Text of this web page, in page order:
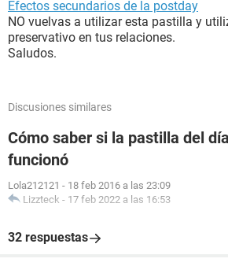
Efectos secundarios de la postday
NO vuelvas a utilizar esta pastilla y
preservativo en tus relaciones.
Saludos.
Discusiones similares
Cómo saber si la pastilla del
funcionó
Lola212121 - 18 feb 2016 a las 23:09
Lizzteck - 17 feb 2022 a las 16:53
32 respuestas